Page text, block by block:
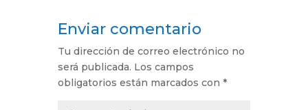
Enviar comentario
Tu dirección de correo electrónico no
será publicada. Los campos
obligatorios están marcados con *